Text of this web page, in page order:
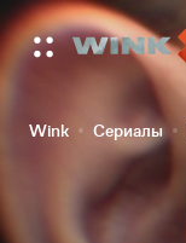
Wink Сериалы